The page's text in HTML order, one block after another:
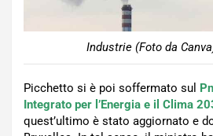
Industrie (Foto da
Picchetto si è poi soffermato sul
Integrato per l’Energia e il Clima
quest’ultimo è stato aggiornato e